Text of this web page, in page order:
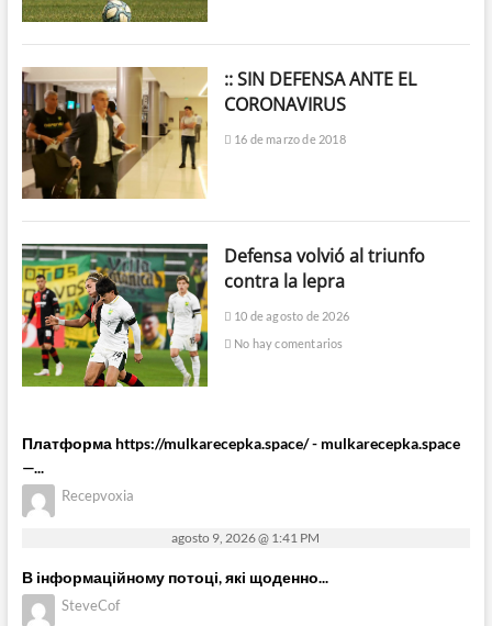
:: SIN DEFENSA ANTE EL
CORONAVIRUS
16 de marzo de 2018
Defensa volvió al triunfo
contra la lepra
10 de agosto de 2026
No hay comentarios
Платформа https://mulkarecepka.space/ - mulkarecepka.space
—...
Recepvoxia
agosto 9, 2026 @ 1:41 PM
В інформаційному потоці, які щоденно...
SteveCof